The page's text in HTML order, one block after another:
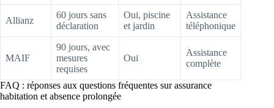
Allianz
60 jours sans
déclaration
Oui, piscine
et jardin
Assistance
téléphonique
MAIF
90 jours, avec
mesures
requises
Oui
Assistance
complète
FAQ : réponses aux questions fréquentes sur assurance
habitation et absence prolongée